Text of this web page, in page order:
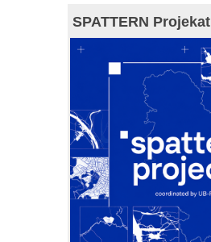
SPATTERN Projekat